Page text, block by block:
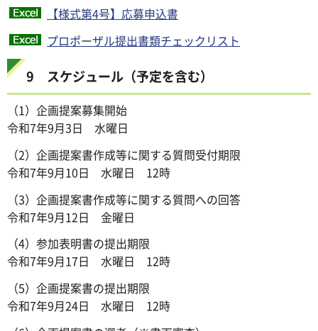
【様式第4号】応募申込書
プロポーザル提出書類チェックリスト
9 スケジュール（予定を含む）
（1）企画提案募集開始
令和7年9月3日 水曜日
（2）企画提案書作成等に関する質問受付期限
令和7年9月10日 水曜日 12時
（3）企画提案書作成等に関する質問への回答
令和7年9月12日 金曜日
（4）参加表明書の提出期限
令和7年9月17日 水曜日 12時
（5）企画提案書の提出期限
令和7年9月24日 水曜日 12時